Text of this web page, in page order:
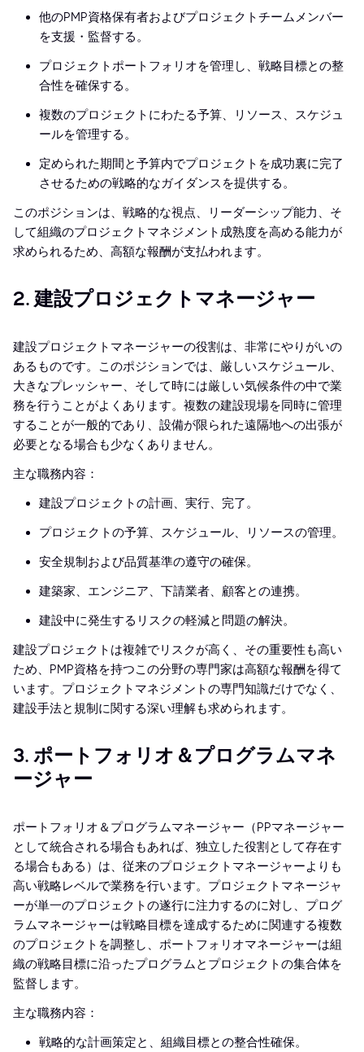
他のPMP資格保有者およびプロジェクトチームメンバー
を支援・監督する。
プロジェクトポートフォリオを管理し、戦略目標との整
合性を確保する。
複数のプロジェクトにわたる予算、リソース、スケジュ
ールを管理する。
定められた期間と予算内でプロジェクトを成功裏に完了
させるための戦略的なガイダンスを提供する。
このポジションは、戦略的な視点、リーダーシップ能力、そ
して組織のプロジェクトマネジメント成熟度を高める能力が
求められるため、高額な報酬が支払われます。
2. 建設プロジェクトマネージャー
建設プロジェクトマネージャーの役割は、非常にやりがいの
あるものです。このポジションでは、厳しいスケジュール、
大きなプレッシャー、そして時には厳しい気候条件の中で業
務を行うことがよくあります。複数の建設現場を同時に管理
することが一般的であり、設備が限られた遠隔地への出張が
必要となる場合も少なくありません。
主な職務内容：
建設プロジェクトの計画、実行、完了。
プロジェクトの予算、スケジュール、リソースの管理。
安全規制および品質基準の遵守の確保。
建築家、エンジニア、下請業者、顧客との連携。
建設中に発生するリスクの軽減と問題の解決。
建設プロジェクトは複雑でリスクが高く、その重要性も高い
ため、PMP資格を持つこの分野の専門家は高額な報酬を得て
います。プロジェクトマネジメントの専門知識だけでなく、
建設手法と規制に関する深い理解も求められます。
3. ポートフォリオ＆プログラムマネ
ージャー
ポートフォリオ＆プログラムマネージャー（PPマネージャー
として統合される場合もあれば、独立した役割として存在す
る場合もある）は、従来のプロジェクトマネージャーよりも
高い戦略レベルで業務を行います。プロジェクトマネージャ
ーが単一のプロジェクトの遂行に注力するのに対し、プログ
ラムマネージャーは戦略目標を達成するために関連する複数
のプロジェクトを調整し、ポートフォリオマネージャーは組
織の戦略目標に沿ったプログラムとプロジェクトの集合体を
監督します。
主な職務内容：
戦略的な計画策定と、組織目標との整合性確保。